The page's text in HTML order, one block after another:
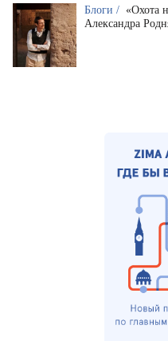
Блоги / «Охота
Александра